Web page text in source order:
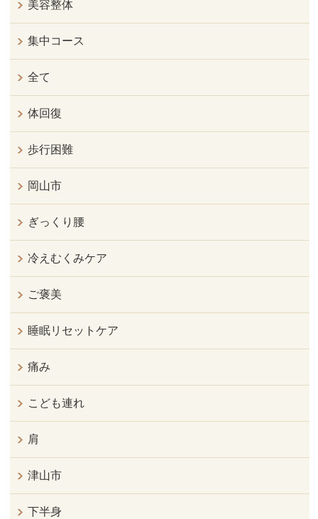
美容整体
集中コース
全て
体回復
歩行困難
岡山市
ぎっくり腰
冷えむくみケア
ご褒美
睡眠リセットケア
痛み
こども連れ
肩
津山市
下半身